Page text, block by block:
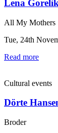
Lena Gorelik
All My Mothers
Tue, 24th
Read more
Cultural events
Dörte
Broder